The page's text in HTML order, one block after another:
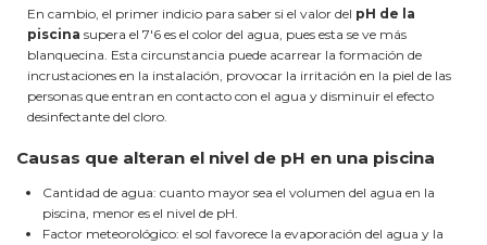
En cambio, el primer indicio para saber si el valor del pH de la
piscina supera el 7'6 es el color del agua, pues esta se ve más
blanquecina. Esta circunstancia puede acarrear la formación de
incrustaciones en la instalación, provocar la irritación en la piel de las
personas que entran en contacto con el agua y disminuir el efecto
desinfectante del cloro.
Causas que alteran el nivel de pH en una piscina
Cantidad de agua: cuanto mayor sea el volumen del agua en la
piscina, menor es el nivel de pH.
Factor meteorológico: el sol favorece la evaporación del agua y la